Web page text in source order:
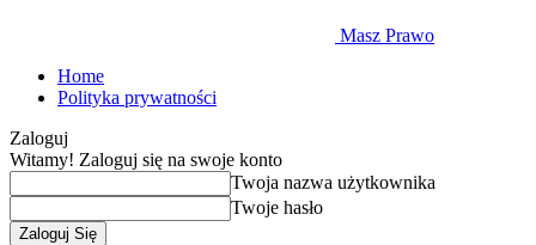
Masz Prawo
Home
Polityka prywatności
Zaloguj
Witamy! Zaloguj się na swoje konto
Twoja nazwa użytkownika
Twoje hasło